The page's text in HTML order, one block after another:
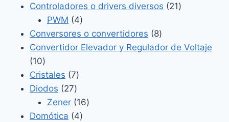
productos
Controladores o drivers diversos 2121
PWM 44
productos
Conversores o convertidores 88
productos
Convertidor Elevador y Regulador de Voltaje
1010
productos
Cristales 77
productos
Diodos 2727
productos
Zener 1616
Domótica 44